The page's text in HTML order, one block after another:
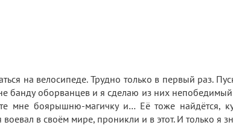
на велосипеде. Трудно только в первый раз.
банду оборванцев и я сделаю из них
мне боярышню-магичку и… Её тоже найдётся,
в своём мире, проникли и в этот. И только я